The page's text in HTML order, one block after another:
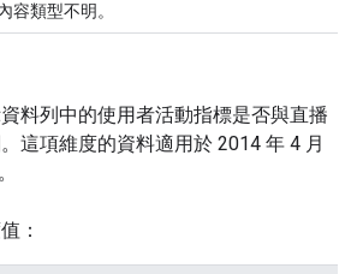
容類型不明。
料列中的使用者活動指標是否與直播
這項維度的資料適用於 2014 年 4 月
：